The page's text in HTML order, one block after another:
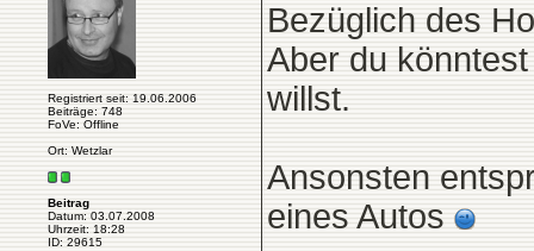
Registriert seit: 19.06.2006
Beiträge: 748
FoVe: Offline
Ort: Wetzlar
Beitrag
Datum: 03.07.2008
Uhrzeit: 18:28
ID: 29615
Bezüglich des
Aber du
willst.
Ansonsten
eines Autos